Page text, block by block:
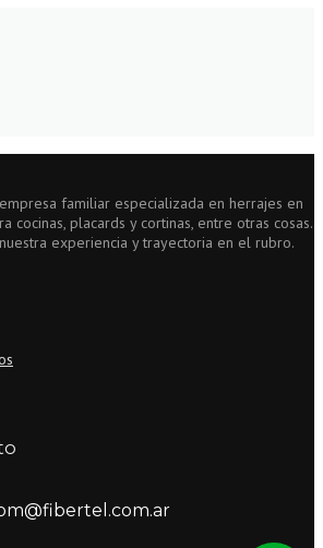
familiar especializada en herrajes en
cocinas, placards y cortinas, entre otras cosas.
experiencia y trayectoria en el rubro.